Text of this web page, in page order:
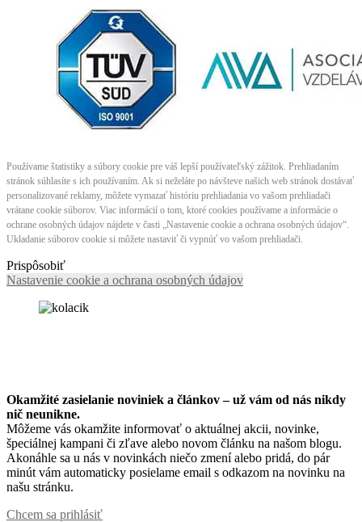
Používame štatistiky a súbory cookie pre váš lepší používateľský zážitok. Prehliadaním
stránok súhlasíte s ich používaním. Ak si neželáte po návšteve našich web stránok dostávať
personalizované reklamy, môžete vymazať históriu prehliadania vo vašom prehliadači
vrátane cookie súborov. Viac informácií o tom, ktoré cookies používame a informácie o
ochrane osobných údajov nájdete v časti „Nastavenie cookie a ochrana osobných údajov“.
Ukladanie súborov cookie si môžete nastaviť či vypnúť vo vašom prehliadači.
Prispôsobiť
Nastavenie cookie a ochrana osobných údajov
Okamžité zasielanie noviniek a článkov – už vám od nás nikdy
nič neunikne.
Môžeme vás okamžite informovať o aktuálnej akcii, novinke,
špeciálnej kampani či zľave alebo novom článku na našom blogu.
Akonáhle sa u nás v novinkách niečo zmení alebo pridá, do pár
minút vám automaticky posielame email s odkazom na novinku na
našu stránku.
Chcem sa prihlásiť